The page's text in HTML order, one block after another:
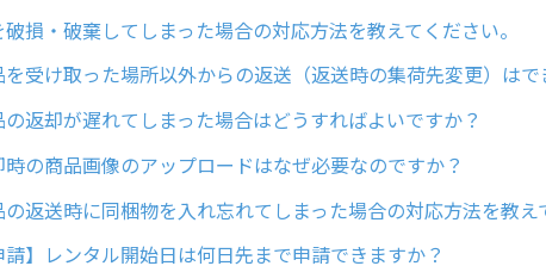
破損・破棄してしまった場合の対応方法を教えてください。
を受け取った場所以外からの返送（返送時の集荷先変更）はで
の返却が遅れてしまった場合はどうすればよいですか？
時の商品画像のアップロードはなぜ必要なのですか？
の返送時に同梱物を入れ忘れてしまった場合の対応方法を教え
請】レンタル開始日は何日先まで申請できますか？